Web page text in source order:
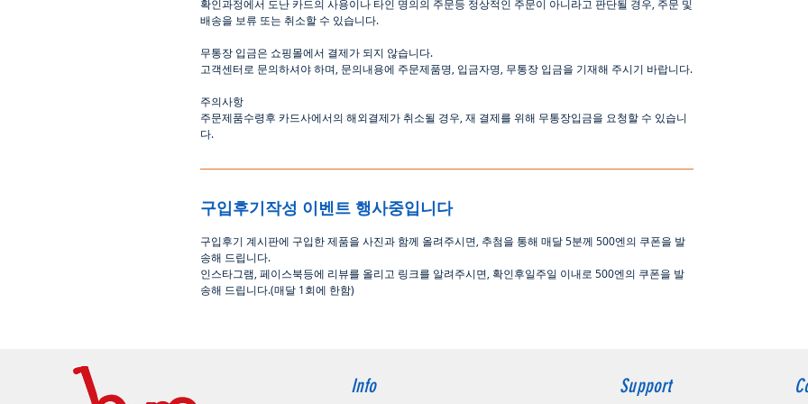
확인과정에서 도난카드의 사용이나 타인 명의의 주문등 정상적인 주문이 아니라고 판단될 경우 주문 및
배송을 보류 또는 취소할 수 있습니다.
무통장 입금은 쇼핑몰에서 결제가 되지 않습니다.
고객센터로 문의하셔야 하며 문의내용에 주문제품명 입금자명 무통장 입금을 기재해 주시기 바랍니다.
주의사항
주문제품수령후 카드사에서의 해외결제가취소될 경우 재 결제를 위해 무통장입금을 요청할 수 있습니
다.
구입후기작성 이벤트 행사중입니다
구입후기 계시판에 구입한 제품을 사진과 함께 올려주시면 추첨을 통해 매달5분께 500엔의 쿠폰을 발
송해 드립니다.
인스타그램 페이스북등에 리뷰를 올리고 링크를 알려주시면, 확인후일주일 이내로 500엔의 쿠폰을 발
송해 드립니다.(매달 1회에 한함)
Info Support